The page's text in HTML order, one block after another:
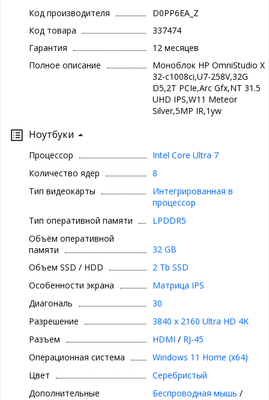
Код производителя
D0PP6EA_Z
Код товара
337474
Гарантия
12 месяцев
Полное описание
Моноблок HP OmniStudio X
32-c1008ci,U7-258V,32G
D5,2T PCIe,Arc Gfx,NT 31.5
UHD IPS,W11 Meteor
Silver,5MP IR,1yw
Ноутбуки
Процессор
Intel Core Ultra 7
Количество ядер
8
Тип видеокарты
Интегрированная в
процессор
Тип оперативной памяти
LPDDR5
Объём оперативной
памяти
32 GB
Объем SSD / HDD
2 Tb SSD
Особенности экрана
Матрица IPS
Диагональ
30
Разрешение
3840 x 2160 Ultra HD 4K
Разъем
HDMI / RJ-45
Операционная система
Windows 11 Home (x64)
Цвет
Серебристый
Дополнительные
Беспроводная мышь /